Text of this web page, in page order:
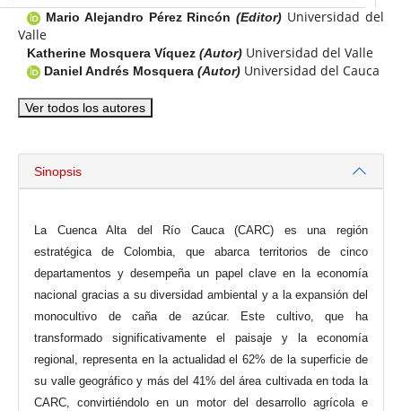
Mario Alejandro Pérez Rincón(Editor) Universidad del
Valle
Katherine Mosquera Víquez (Autor) Universidad del Valle
Daniel Andrés Mosquera (Autor) Universidad del Cauca
Ver todos los autores
Sinopsis
La Cuenca Alta del Río Cauca (CARC) es una región
estratégica de Colombia, que abarca territorios de cinco
departamentos y desempeña un papel clave en la economía
nacional gracias a su diversidad ambiental y a la expansión del
monocultivo de caña de azúcar. Este cultivo, que ha
transformado significativamente el paisaje y la economía
regional, representa en la actualidad el 62% de la superficie de
su valle geográfico y más del 41% del área cultivada en toda la
CARC, convirtiéndolo en un motor del desarrollo agrícola e